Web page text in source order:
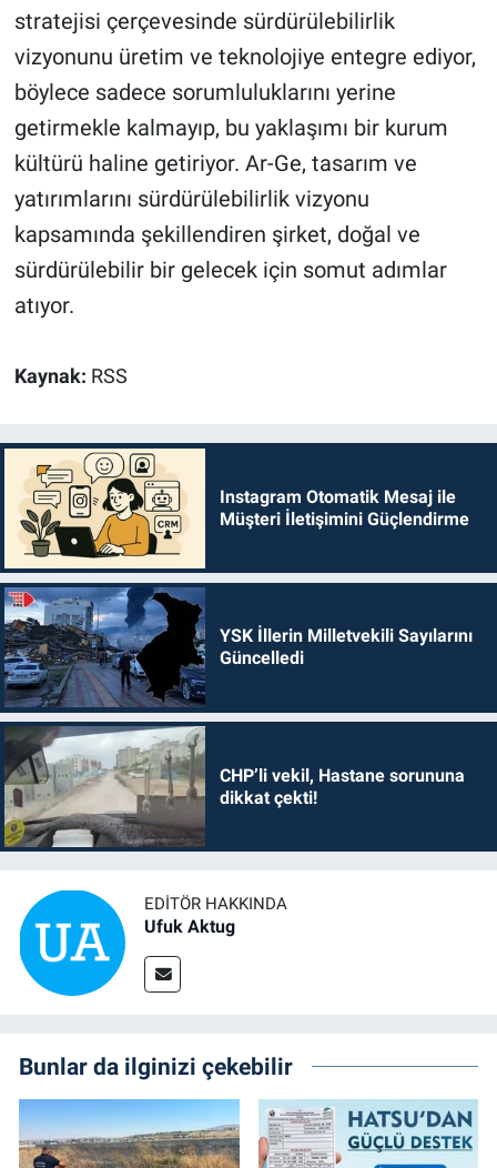
stratejisi çerçevesinde sürdürülebilirlik
vizyonunu üretim ve teknolojiye entegre ediyor,
böylece sadece sorumluluklarını yerine
getirmekle kalmayıp, bu yaklaşımı bir kurum
kültürü haline getiriyor. Ar-Ge, tasarım ve
yatırımlarını sürdürülebilirlik vizyonu
kapsamında şekillendiren şirket, doğal ve
sürdürülebilir bir gelecek için somut adımlar
atıyor.
Kaynak: RSS
Instagram Otomatik Mesaj ile
Müşteri İletişimini Güçlendirme
YSK İllerin Milletvekili Sayılarını
Güncelledi
CHP’li vekil, Hastane sorununa
dikkat çekti!
EDITÖR HAKKINDA
Ufuk Aktug
Bunlar da ilginizi çekebilir